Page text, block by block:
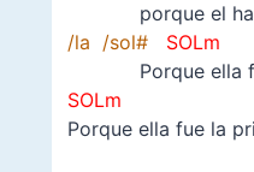
porque el ha
/la /sol#
Porque ella
SOLm
Porque ella fue la